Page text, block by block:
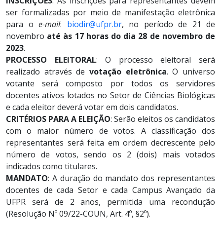
ser formalizadas por meio de manifestação eletrônica
para o e-mail: biodir@ufpr.br, no período de 21 de
novembro até às 17 horas do dia 28 de novembro de
2023.
PROCESSO ELEITORAL: O processo eleitoral será
realizado através de votação eletrônica. O universo
votante será composto por todos os servidores
docentes ativos lotados no Setor de Ciências Biológicas
e cada eleitor deverá votar em dois candidatos.
CRITÉRIOS PARA A ELEIÇÃO: Serão eleitos os candidatos
com o maior número de votos. A classificação dos
representantes será feita em ordem decrescente pelo
número de votos, sendo os 2 (dois) mais votados
indicados como titulares.
MANDATO: A duração do mandato dos representantes
docentes de cada Setor e cada Campus Avançado da
UFPR será de 2 anos, permitida uma recondução
(Resolução Nº 09/22-COUN, Art. 4º, §2º).